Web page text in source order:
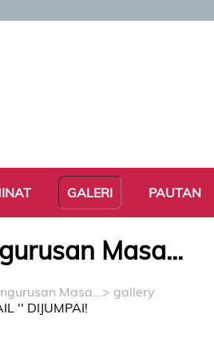
GALERI PAUTAN
Masa...
Masa... > gallery
'' DIJUMPAI!